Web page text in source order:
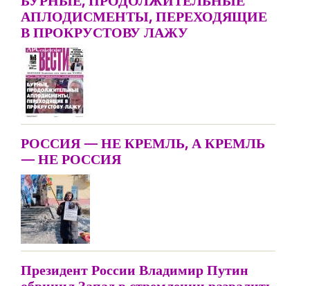
АПЛОДИСМЕНТЫ, ПЕРЕХОДЯЩИЕ
В ПРОКРУСТОВУ ЛАЖУ
РОССИЯ — НЕ КРЕМЛЬ, А КРЕМЛЬ
— НЕ РОССИЯ
Президент России Владимир Путин